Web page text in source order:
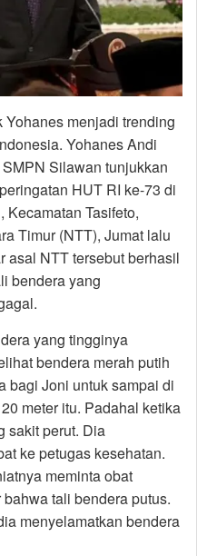
Yohanes menjadi trending
Yohanes Andi
Silawan tunjukkan
HUT RI ke-73 di
Kecamatan Tasifeto,
Timur (NTT), Jumat lalu
asal NTT tersebut berhasil
bendera yang
yang tingginya
bendera merah putih
bagi Joni untuk sampai di
meter itu. Padahal ketika
sakit perut. Dia
ke petugas kesehatan.
meminta obat
tali bendera putus.
menyelamatkan bendera